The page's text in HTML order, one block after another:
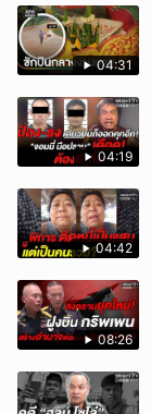
04:31
04:19
04:42
08:26